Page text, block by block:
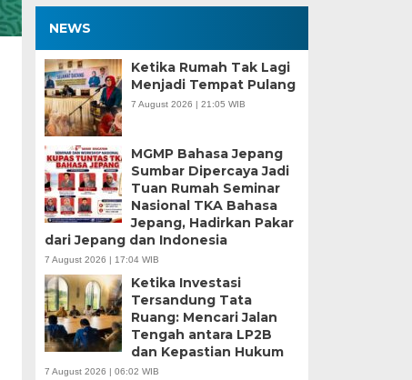
NEWS
Ketika Rumah Tak Lagi
Menjadi Tempat Pulang
7 August 2026 | 21:05 WIB
MGMP Bahasa Jepang
Sumbar Dipercaya Jadi
Tuan Rumah Seminar
Nasional TKA Bahasa
Jepang, Hadirkan Pakar
dari Jepang dan Indonesia
7 August 2026 | 17:04 WIB
Ketika Investasi
Tersandung Tata
Ruang: Mencari Jalan
Tengah antara LP2B
dan Kepastian Hukum
7 August 2026 | 06:02 WIB